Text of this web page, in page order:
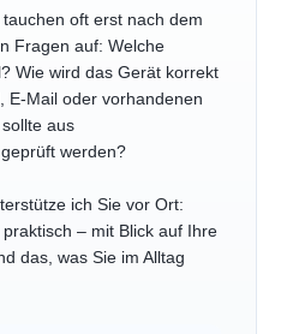
oft erst nach dem
Fragen auf: Welche
Wie wird das Gerät korrekt
E-Mail oder vorhandenen
aus
werden?
ich Sie vor Ort:
– mit Blick auf Ihre
das, was Sie im Alltag